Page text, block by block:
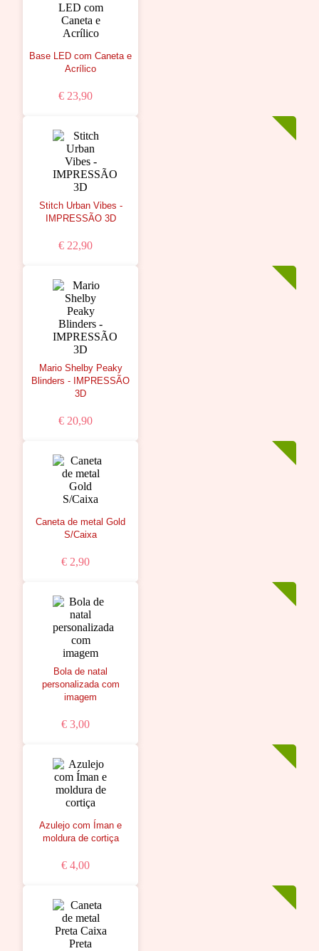
Base LED com Caneta e
Acrílico
€ 23,90
Stitch Urban Vibes -
IMPRESSÃO 3D
€ 22,90
Mario Shelby Peaky
Blinders - IMPRESSÃO
3D
€ 20,90
Caneta de metal Gold
S/Caixa
€ 2,90
Bola de natal
personalizada com
imagem
€ 3,00
Azulejo com Íman e
moldura de cortiça
€ 4,00